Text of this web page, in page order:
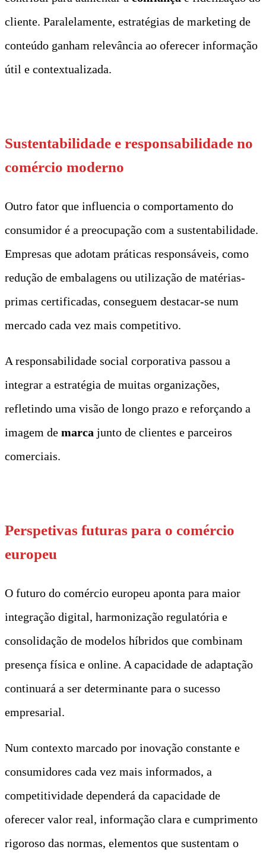
cliente. Paralelamente, estratégias de marketing de
conteúdo ganham relevância ao oferecer informação
útil e contextualizada.
Sustentabilidade e responsabilidade no
comércio moderno
Outro fator que influencia o comportamento do
consumidor é a preocupação com a sustentabilidade.
Empresas que adotam práticas responsáveis, como
redução de embalagens ou utilização de matérias-
primas certificadas, conseguem destacar-se num
mercado cada vez mais competitivo.
A responsabilidade social corporativa passou a
integrar a estratégia de muitas organizações,
refletindo uma visão de longo prazo e reforçando a
imagem de marca junto de clientes e parceiros
comerciais.
Perspetivas futuras para o comércio
europeu
O futuro do comércio europeu aponta para maior
integração digital, harmonização regulatória e
consolidação de modelos híbridos que combinam
presença física e online. A capacidade de adaptação
continuará a ser determinante para o sucesso
empresarial.
Num contexto marcado por inovação constante e
consumidores cada vez mais informados, a
competitividade dependerá da capacidade de
oferecer valor real, informação clara e cumprimento
rigoroso das normas, elementos que sustentam o